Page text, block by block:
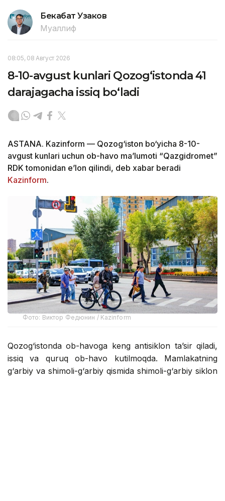
Бекабат Узаков
Муаллиф
08:05, 08 Август 2026
8-10-avgust kunlari Qozog‘istonda 41
darajagacha issiq bo‘ladi
ASTANA. Kazinform — Qozog‘iston bo‘yicha 8-10-
avgust kunlari uchun ob-havo ma’lumoti “Qazgidromet”
RDK tomonidan e’lon qilindi, deb xabar beradi
Kazinform.
Фото: Виктор Федюнин / Kazinform
Qozog‘istonda ob-havoga keng antisiklon ta’sir qiladi,
issiq va quruq ob-havo kutilmoqda. Mamlakatning
g‘arbiy va shimoli-g‘arbiy qismida shimoli-g‘arbiy siklon